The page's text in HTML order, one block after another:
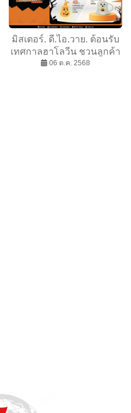
มิสเตอร์. ดี.ไอ.วาย. ต้อนรับ
เทศกาลฮาโลวีน ชวนลูกค้า
ชอปมันส์เทศกาลปล่อยผีกับ
06 ต.ค. 2568